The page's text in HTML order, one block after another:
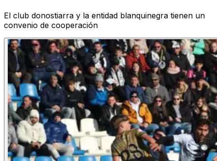
El club donostiarra y la entidad blanquinegra tienen un
convenio de cooperación